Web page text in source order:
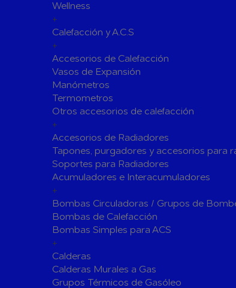
Adhesivos y Selladores
Siliconas
Herramientas y accesorios de Uso
Hachas
Vestuario de Protección
Herramientas de Prensado
Soldadura y Sopletes
Herramientas de Lijado y Pulido
Baterias Para Herramientas Eléctricas
Bombas de Piscinas y SPA
Bombas de Piscinas
Wellness
+
Calefacción y A.C.S
+
Accesorios de Calefacción
Vasos de Expansión
Manómetros
Termometros
Otros accesorios de calefacción
+
Accesorios de Radiadores
Tapones, purgadores y accesorios para
Soportes para Radiadores
Acumuladores e Interacumuladores
+
Bombas Circuladoras / Grupos de
Bombas de Calefacción
Bombas Simples para ACS
+
Calderas
Calderas Murales a Gas
Grupos Térmicos de Gasóleo